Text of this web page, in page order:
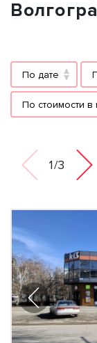
По дате
По стоимости в
1/3